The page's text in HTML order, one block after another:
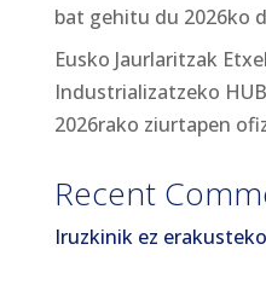
bat gehitu du 2026ko
Eusko Jaurlaritzak
Industrializatzeko
2026rako ziurtapen
Recent
Iruzkinik ez